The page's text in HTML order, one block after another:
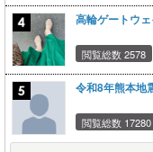
高輪ゲートウ
閲覧総数 2578
令和8年熊本地
閲覧総数 17280